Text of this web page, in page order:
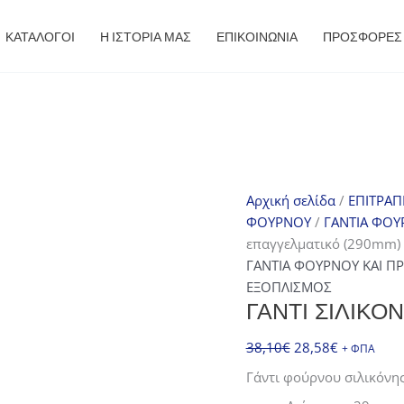
ΚΑΤΑΛΟΓΟΙ Η ΙΣΤΟΡΙΑ ΜΑΣ ΕΠΙΚΟΙΝΩΝΙΑ ΠΡΟΣΦΟΡΈΣ
Αρχική σελίδα/
ΦΟΥΡΝΟΥ/ ΓΑΝΤΙΑ
επαγγελματικό (290mm)
ΓΑΝΤΙΑ ΦΟΥΡΝΟΥ ΚΑΙ
ΕΞΟΠΛΙΣΜΟΣ
ΓΆΝΤΙ
38,10€ Original
price
was:
28,58€Η
τρέχουσα
+ ΦΠΑ
Γάντι φούρνου